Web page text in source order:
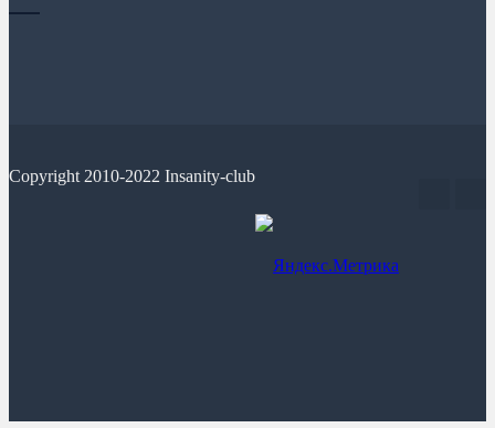
Copyright 2010-2022 Insanity-club